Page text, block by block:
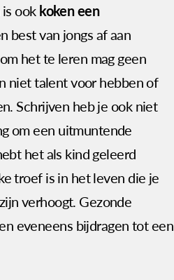
ookkoken een
best van jongs af aan
het te leren mag geen
niet talent voor hebben of
Schrijven heb je ook niet
om een uitmuntende
het als kind geleerd
troef is in het leven die je
verhoogt. Gezonde
eveneens bijdragen tot een